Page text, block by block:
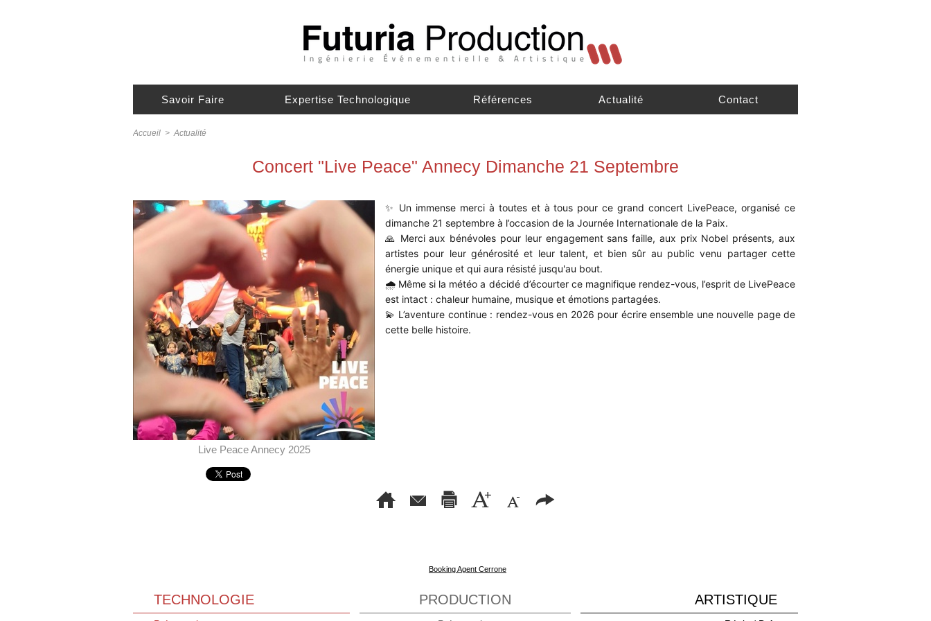
Savoir Faire Expertise Technologique Références Actualité Contact
Accueil > Actualité
Concert "Live Peace" Annecy Dimanche 21 Septembre
Live Peace Annecy 2025
✨ Un immense merci à toutes et à tous pour ce grand concert LivePeace, organisé ce
dimanche 21 septembre à l’occasion de la Journée Internationale de la Paix.
🙏 Merci aux bénévoles pour leur engagement sans faille, aux prix Nobel présents, aux
artistes pour leur générosité et leur talent, et bien sûr au public venu partager cette
énergie unique et qui aura résisté jusqu'au bout.
🌧 Même si la météo a décidé d’écourter ce magnifique rendez-vous, l’esprit de LivePeace
est intact : chaleur humaine, musique et émotions partagées.
💫 L’aventure continue : rendez-vous en 2026 pour écrire ensemble une nouvelle page de
cette belle histoire.
Booking Agent Cerrone
TECHNOLOGIE PRODUCTION ARTISTIQUE